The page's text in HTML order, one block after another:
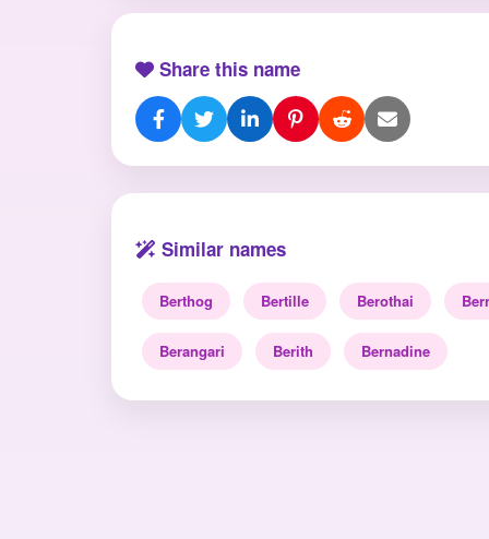
Share this name
Similar names
Berthog Bertille Berothai
Berangari Berith Bernadine